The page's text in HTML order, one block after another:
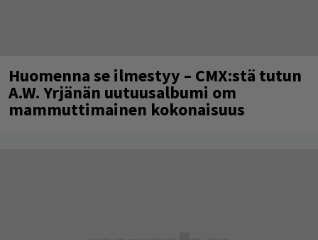
Huomenna se ilmestyy – CMX:stä tutun
A.W. Yrjänän uutuusalbumi om
mammuttimainen kokonaisuus